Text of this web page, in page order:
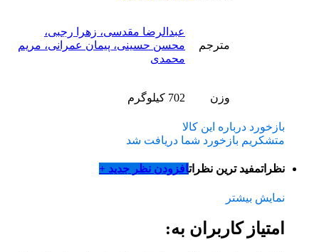
مترجم
عبدالرضا مقدسی، زهرا رجبی،
محسن حسینی، پیمان عمرانی، مریم
محمدی
وزن 702 کیلوگرم
بازخورد درباره این کالا
متشکریم بازخورد شما دریافت شد
نظراتمفید ترین نظراتافزودن نظر جدید +
نمایش بیشتر
امتیاز کاربران به: